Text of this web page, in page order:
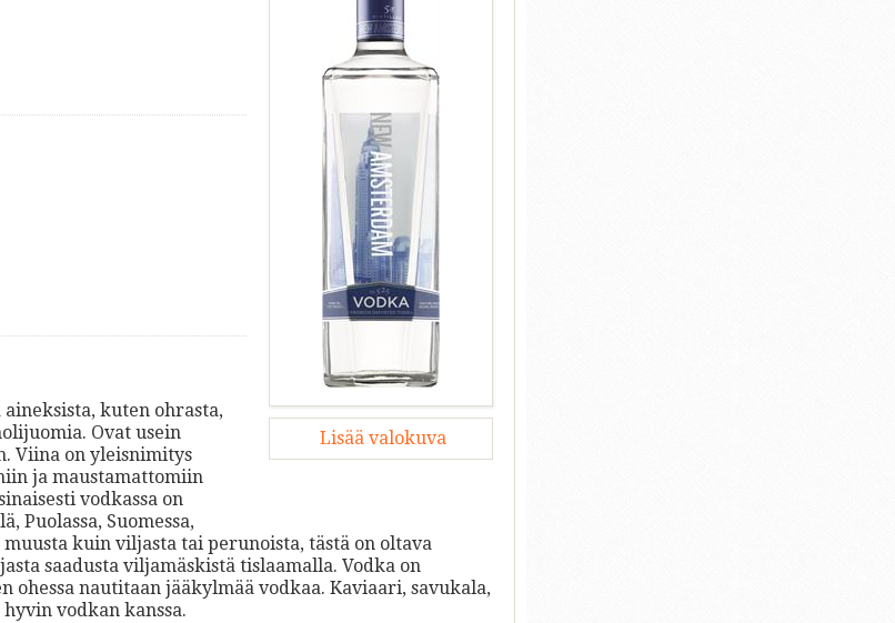
Lisää valokuva
kuten ohrasta,
Ovat usein
Viina on yleisnimitys
ja maustamattomiin
vodkassa on
Puolassa, Suomessa,
muusta kuin viljasta tai perunoista, tästä on oltava
saadusta viljamäskistä tislaamalla. Vodka on
ohessa nautitaan jääkylmää vodkaa. Kaviaari, savukala,
vodkan kanssa.